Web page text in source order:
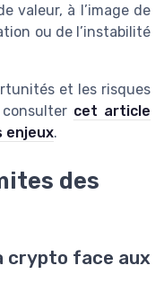
valeur, à l’image de
ou de l’instabilité
et les risques
cet article
enjeux.
des
crypto face aux